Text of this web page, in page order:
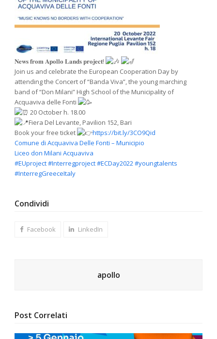
𝐍𝐞𝐰𝐬 𝐟𝐫𝐨𝐦 𝐀𝐩𝐨𝐥𝐥𝐨 𝐋𝐚𝐧𝐝𝐬 𝐩𝐫𝐨𝐣𝐞𝐜𝐭!
Join us and celebrate the European Cooperation Day by
attending the Concert of “Banda Viva”, the young marching
band of “Don Milani” High School of the Municipality of
Acquaviva delle Fonti
20 October h. 18.00
Fiera Del Levante, Pavilion 152, Bari
Book your free ticket
https://bit.ly/3CO9Qid
Comune di Acquaviva Delle Fonti – Municipio
Liceo don Milani Acquaviva
#EUproject#Interregproject#ECDay2022 #youngtalents
#InterregGreeceItaly
Condividi
Facebook LinkedIn
apollo
Post Correlati